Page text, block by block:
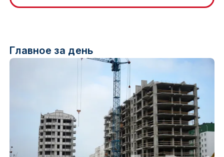
Главное за день